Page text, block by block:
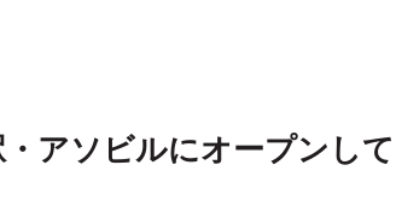
アソビルにオープンし